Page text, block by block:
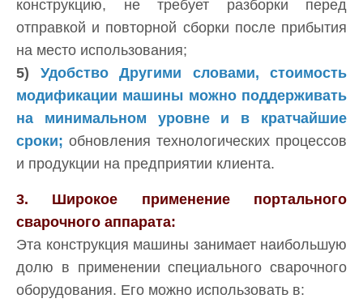
конструкцию, не требует разборки перед
отправкой и повторной сборки после прибытия
на место использования;
5) Удобство Другими словами, стоимость
модификации машины можно поддерживать
на минимальном уровне и в кратчайшие
сроки; обновления технологических процессов
и продукции на предприятии клиента.
3. Широкое применение портального
сварочного аппарата:
Эта конструкция машины занимает наибольшую
долю в применении специального сварочного
оборудования. Его можно использовать в: